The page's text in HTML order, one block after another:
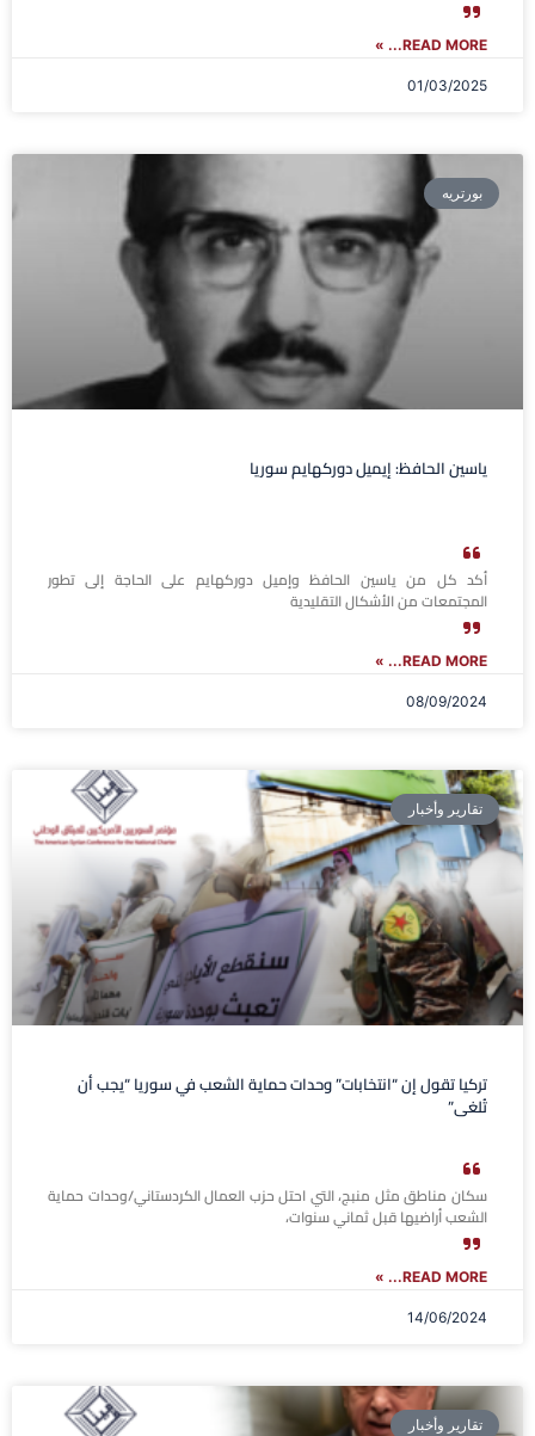
READ MORE... »
01/03/2025
بورتريه
ياسين الحافظ: إيميل دوركهايم سوريا
أكد كل من ياسين الحافظ وإميل دوركهايم على الحاجة إلى تطور
المجتمعات من الأشكال التقليدية
READ MORE... »
08/09/2024
تقارير وأخبار
تركيا تقول إن “انتخابات” وحدات حماية الشعب في سوريا “يجب أن
تُلغى”
سكان مناطق مثل منبج، التي احتل حزب العمال الكردستاني/وحدات حماية
الشعب أراضيها قبل ثماني سنوات،
READ MORE... »
14/06/2024
تقارير وأخبار